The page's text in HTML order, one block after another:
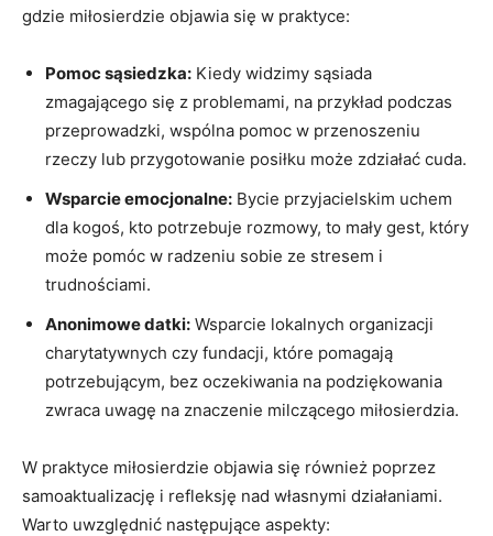
gdzie miłosierdzie objawia się w ​praktyce:
Pomoc sąsiedzka: Kiedy widzimy‌ sąsiada
zmagającego się z problemami, na przykład podczas ​
przeprowadzki, wspólna pomoc w przenoszeniu
rzeczy lub⁤ przygotowanie posiłku ‌może zdziałać cuda.
Wsparcie emocjonalne: Bycie przyjacielskim uchem
dla kogoś, kto potrzebuje rozmowy, ⁢to mały gest, który
może pomóc w radzeniu sobie ze stresem i
trudnościami.
Anonimowe datki: Wsparcie lokalnych organizacji
charytatywnych czy fundacji, które⁢ pomagają
potrzebującym, bez oczekiwania na⁣ podziękowania
zwraca uwagę na znaczenie milczącego miłosierdzia.
W praktyce miłosierdzie objawia się również poprzez
samoaktualizację i refleksję nad własnymi działaniami.
Warto uwzględnić następujące aspekty: